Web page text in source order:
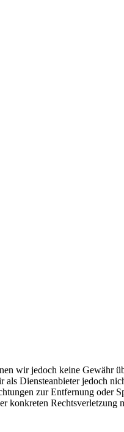
wir jedoch keine Gewähr
Diensteanbieter jedoch
zur Entfernung oder
konkreten